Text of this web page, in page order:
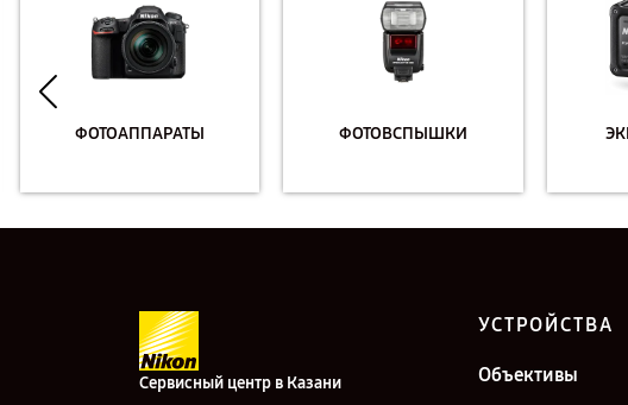
ФОТОАППАРАТЫ ФОТОВСПЫШКИ
Сервисный центр в Казани
УСТРОЙСТВА
Объективы